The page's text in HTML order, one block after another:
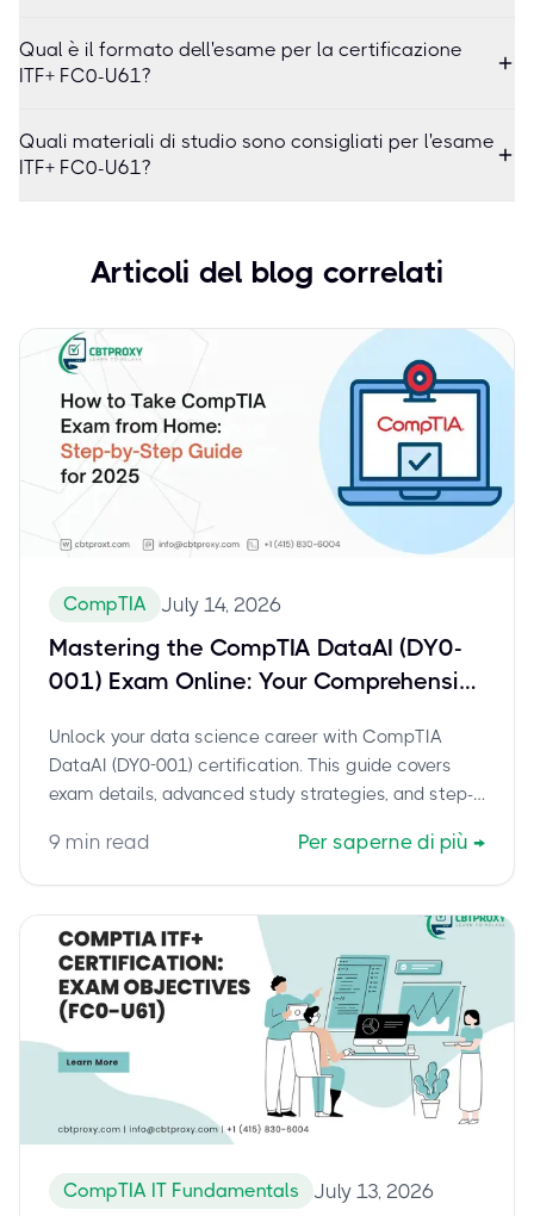
Qual è il formato dell'esame per la certificazione
ITF+ FC0-U61?
Quali materiali di studio sono consigliati per l'esame
ITF+ FC0-U61?
Articoli del blog correlati
CompTIA July 14, 2026
Mastering the CompTIA DataAI (DY0-
001) Exam Online: Your Comprehensive
Unlock your data science career with CompTIA
DataAI (DY0-001) certification. This guide covers
exam details, advanced study strategies, and step-
exam from home.
9 min read Per saperne di più →
CompTIA IT Fundamentals July 13, 2026